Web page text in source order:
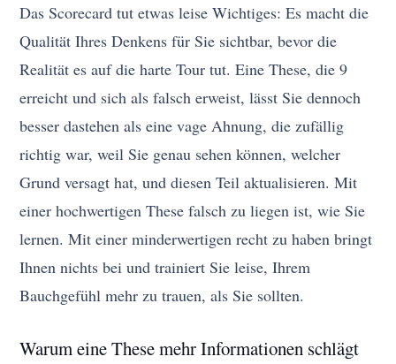
Das Scorecard tut etwas leise Wichtiges: Es macht die
Qualität Ihres Denkens für Sie sichtbar, bevor die
Realität es auf die harte Tour tut. Eine These, die 9
erreicht und sich als falsch erweist, lässt Sie dennoch
besser dastehen als eine vage Ahnung, die zufällig
richtig war, weil Sie genau sehen können, welcher
Grund versagt hat, und diesen Teil aktualisieren. Mit
einer hochwertigen These falsch zu liegen ist, wie Sie
lernen. Mit einer minderwertigen recht zu haben bringt
Ihnen nichts bei und trainiert Sie leise, Ihrem
Bauchgefühl mehr zu trauen, als Sie sollten.
Warum eine These mehr Informationen schlägt